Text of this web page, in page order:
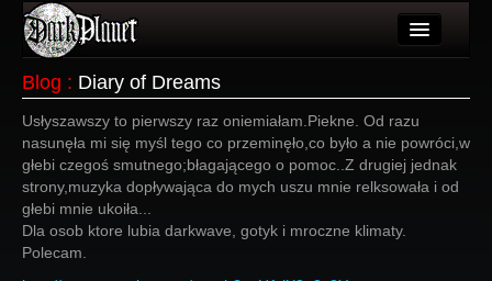
Wydarzenia
Galeria
Forum
Blog : Diary of Dreams
Usłyszawszy to pierwszy raz oniemiałam.Piekne. Od razu
nasunęła mi się myśl tego co przeminęło,co było a nie powróci,w
głebi czegoś smutnego;błagającego o pomoc..Z drugiej jednak
strony,muzyka dopływająca do mych uszu mnie relksowała i od
głebi mnie ukoiła...
Dla osob ktore lubia darkwave, gotyk i mroczne klimaty.
Polecam.